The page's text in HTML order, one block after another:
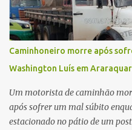
Caminhoneiro morre após
Washington Luís em
Um motorista de caminhão
após sofrer um mal súbito
estacionado no pátio de um